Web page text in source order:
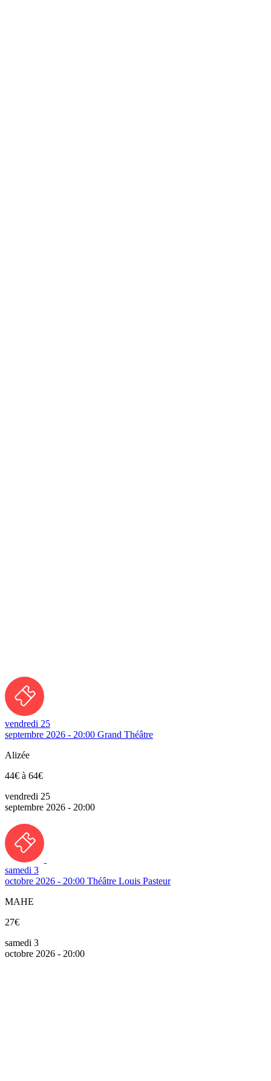
vendredi 25
septembre 2026 - 20:00 Grand Théâtre
Alizée
44€ à 64€
vendredi 25
septembre 2026 - 20:00
samedi 3
octobre 2026 - 20:00 Théâtre Louis Pasteur
MAHE
27€
samedi 3
octobre 2026 - 20:00